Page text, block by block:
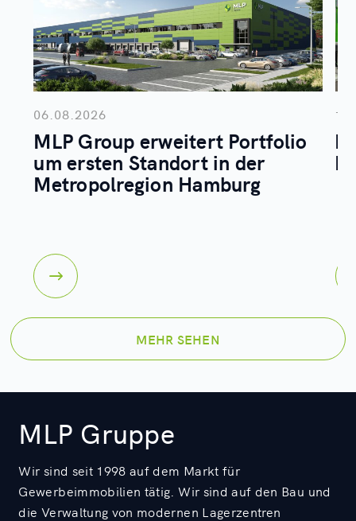
06.08.2026
MLP Group erweitert Portfolio
um ersten Standort in der
Metropolregion Hamburg
MEHR SEHEN
MLP Gruppe
Wir sind seit 1998 auf dem Markt für
Gewerbeimmobilien tätig. Wir sind auf den Bau und
die Verwaltung von modernen Lagerzentren